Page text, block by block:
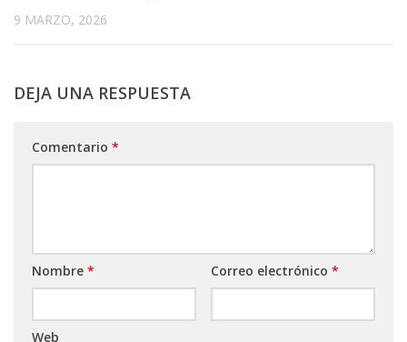
9 MARZO, 2026
DEJA UNA RESPUESTA
Comentario *
Nombre * Correo electrónico *
Web